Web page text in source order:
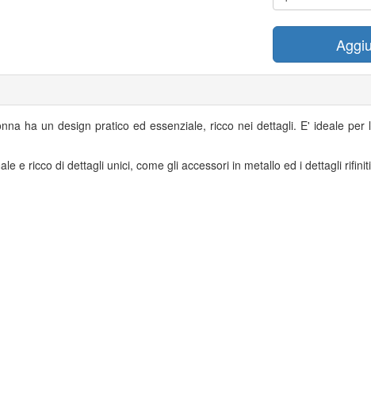
ha un design pratico ed essenziale, ricco nei dettagli. E' ideale
e ricco di dettagli unici, come gli accessori in metallo ed i dettagli